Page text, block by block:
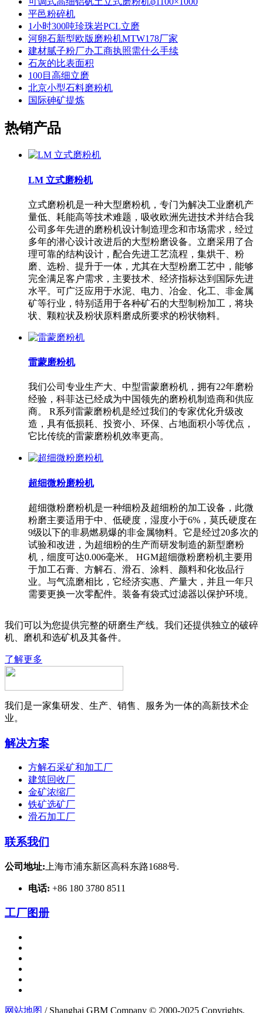
平邑粉碎机
1小时300吨珍珠岩PCL立磨
河卵石新型欧版磨粉机MTW178厂家
建材腻子粉厂办工商执照需什么手续
石灰的比表面积
100目高细立磨
北京小型石料磨粉机
国际砷矿提炼
热销产品
LM 立式磨粉机
立式磨粉机是一种大型磨粉机，专门为解决工业磨机产
量低、耗能高等技术难题，吸收欧洲先进技术并结合我
公司多年先进的磨粉机设计制造理念和市场需求，经过
多年的潜心设计改进后的大型粉磨设备。立磨采用了合
理可靠的结构设计，配合先进工艺流程，集烘干、粉
磨、选粉、提升于一体，尤其在大型粉磨工艺中，能够
完全满足客户需求，主要技术、经济指标达到国际先进
水平。可广泛应用于水泥、电力、冶金、化工、非金属
矿等行业，特别适用于各种矿石的大型制粉加工，将块
状、颗粒状及粉状原料磨成所要求的粉状物料。
雷蒙磨粉机
我们公司专业生产大、中型雷蒙磨粉机，拥有22年磨粉
经验，科菲达已经成为中国领先的磨粉机制造商和供应
商。 R系列雷蒙磨粉机是经过我们的专家优化升级改
造，具有低损耗、投资小、环保、占地面积小等优点，
它比传统的雷蒙磨粉机效率更高。
超细微粉磨粉机
超细微粉磨粉机是一种细粉及超细粉的加工设备，此微
粉磨主要适用于中、低硬度，湿度小于6%，莫氏硬度在
9级以下的非易燃易爆的非金属物料。它是经过20多次的
试验和改进，为超细粉的生产而研发制造的新型磨粉
机，细度可达0.006毫米。 HGM超细微粉磨粉机主要用
于加工石膏、方解石、滑石、涂料、颜料和化妆品行
业。与气流磨相比，它经济实惠、产量大，并且一年只
需要更换一次零配件。装备有袋式过滤器以保护环境。
我们可以为您提供完整的研磨生产线。我们还提供独立的破碎
机、磨机和选矿机及其备件。
了解更多
我们是一家集研发、生产、销售、服务为一体的高新技术企
业。
解决方案
方解石采矿和加工厂
建筑回收厂
金矿浓缩厂
铁矿选矿厂
滑石加工厂
联系我们
公司地址: 上海市浦东新区高科东路1688号.
电话: +86 180 3780 8511
工厂图册
网站地图 / Shanghai GBM Company © 2000-2025 Copyrights.